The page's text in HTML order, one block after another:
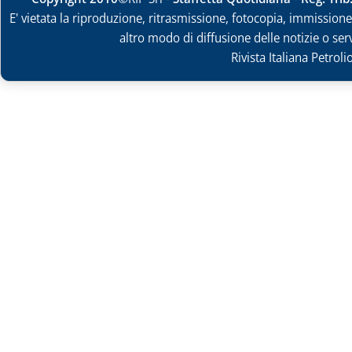
E' vietata la riproduzione, ritrasmissione, fotocopia,
altro modo di diffusione delle notizie o
Rivista Italiana